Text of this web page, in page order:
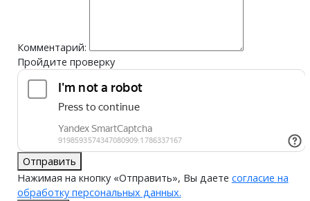
Комментарий:
Пройдите проверку
Отправить
Нажимая на кнопку «Отправить», Вы даете согласие на
обработку персональных данных.